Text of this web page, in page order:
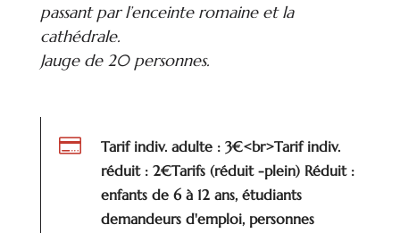
passant par l’enceinte romaine et la
cathédrale.
Jauge de 20 personnes.

Tarif indiv. adulte : 3€<br>Tarif indiv.
réduit : 2€Tarifs (réduit -plein) Réduit :
enfants de 6 à 12 ans, étudiants
demandeurs d'emploi, personnes